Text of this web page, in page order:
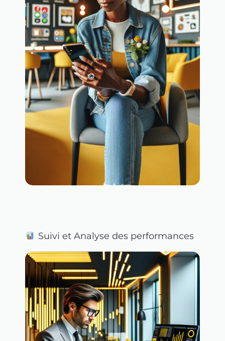
Suivi et Analyse des performances